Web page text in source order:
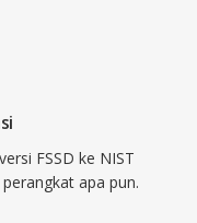
FSSD ke NIST
apa pun.